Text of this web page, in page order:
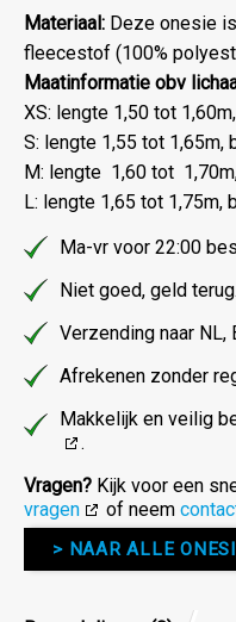
Materiaal: Deze onesie
fleecestof (100%
Maatinformatie obv
XS: lengte 1,50 tot
S: lengte 1,55 tot
M: lengte 1,60 tot
L: lengte 1,65 tot
Ma-vr voor 22:00
Niet goed, geld terug.
Verzending naar NL,
Afrekenen zonder
Makkelijk en veilig
.
Vragen? Kijk voor een
vragen
of neem
> NAAR ALLE